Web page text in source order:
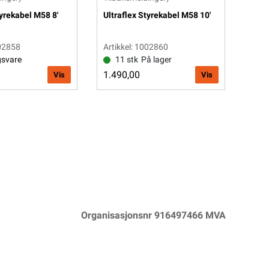
M58 8'
Vis
Ultraflex Styrekabel M58 10'
Artikkel: 1002860
11 stk På lager
1.490,00 Vis
Organisasjonsnr 916497466 MVA